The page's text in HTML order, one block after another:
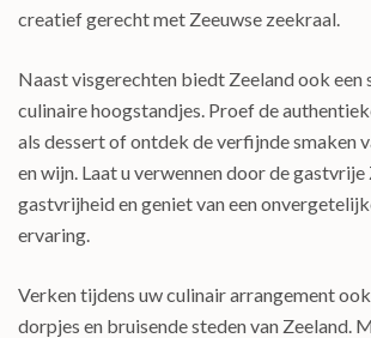
creatief gerecht met Zeeuwse zeekraal.
Naast visgerechten biedt Zeeland ook een
culinaire hoogstandjes. Proef de
als dessert of ontdek de verfijnde smaken
en wijn. Laat u verwennen door de gastvrije
gastvrijheid en geniet van een
ervaring.
Verken tijdens uw culinair arrangement
dorpjes en bruisende steden van Zeeland.